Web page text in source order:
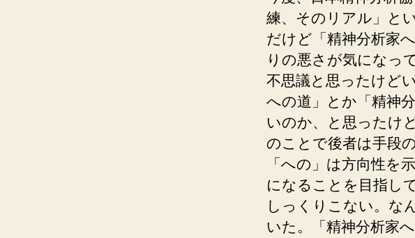
練、そのリアル」と
だけど「精神分析家
りの悪さが気になっ
不思議と思ったけど
への道」とか「精神
いのか、と思ったけ
のことで後者は手段
「への」は方向性を
になることを目指し
しっくりこない。な
いた。「精神分析家